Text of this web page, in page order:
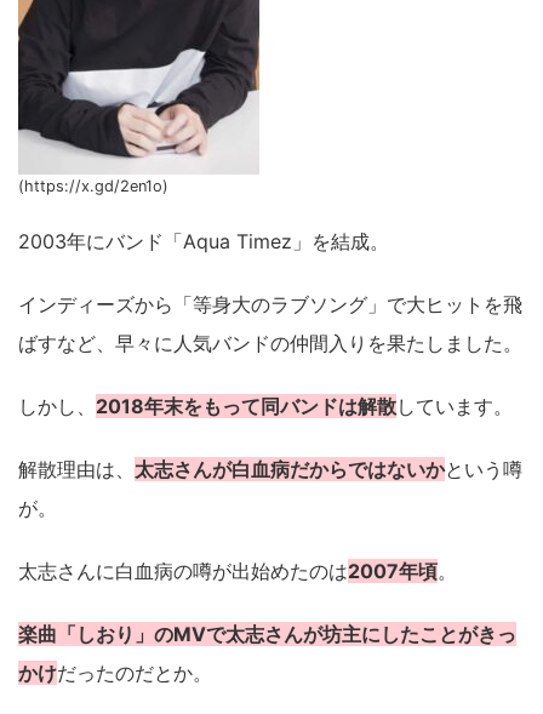
(https://x.gd/2en1o)
2003年にバンド「Aqua Timez」を結成。
インディーズから「等身大のラブソング」で大ヒットを飛
ばすなど、早々に人気バンドの仲間入りを果たしました。
しかし、 2018年末をもって同バンドは解散しています。
解散理由は、 太志さんが白血病だからではないかという噂
が。
太志さんに白血病の噂が出始めたのは2007年頃。
楽曲「しおり」のMVで太志さんが坊主にしたことがきっ
かけだったのだとか。